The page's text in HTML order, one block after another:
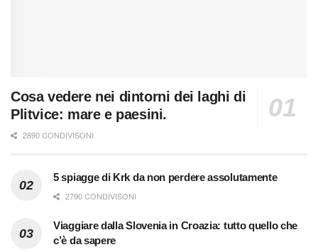
Cosa vedere nei dintorni dei laghi di
Plitvice: mare e paesini.
2890 CONDIVISONI
5 spiagge di Krk da non perdere assolutamente
2790 CONDIVISONI
Viaggiare dalla Slovenia in Croazia: tutto quello che
c’è da sapere